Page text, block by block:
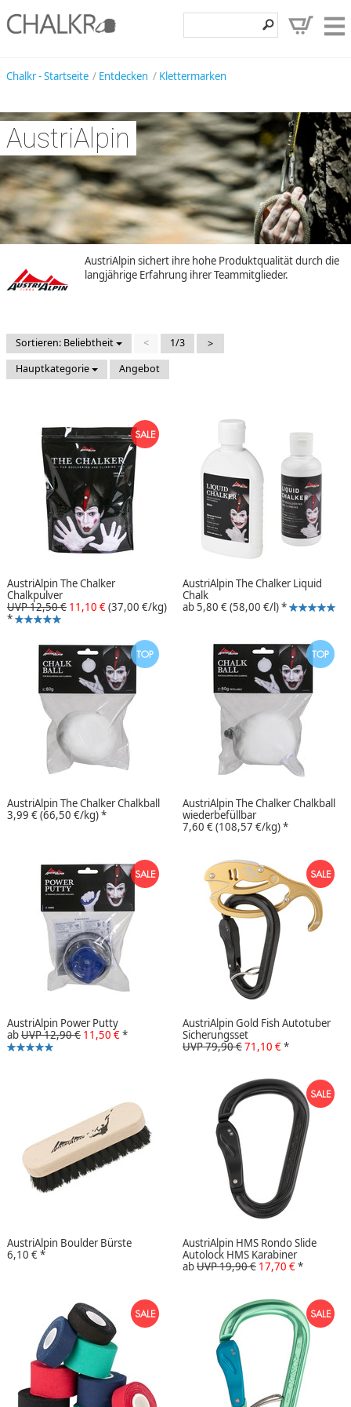
Entdecken
Angebote
Hilfe, Kontakt
Kundenbereich
Wunschzettel
Chalkr - Startseite Entdecken Klettermarken
AustriAlpin
AustriAlpin sichert ihre hohe Produktqualität durch die
langjährige Erfahrung ihrer Teammitglieder.
Sortieren: Beliebtheit < 1/3
>
Hauptkategorie
Angebot
AustriAlpin The Chalker
Chalkpulver
UVP 12,50 € 11,10 €(37,00 €/kg)
*
AustriAlpin The Chalker Liquid
Chalk
ab5,80 €(58,00 €/l)*
AustriAlpin The Chalker Chalkball
3,99 €(66,50 €/kg)*
AustriAlpin The Chalker Chalkball
wiederbefüllbar
7,60 €(108,57 €/kg)*
AustriAlpin Power Putty
abUVP 12,90 € 11,50 €*
AustriAlpin Gold Fish Autotuber
Sicherungsset
UVP 79,90 €71,10 €*
AustriAlpin Boulder Bürste
6,10 €*
AustriAlpin HMS Rondo Slide
Autolock HMS Karabiner
abUVP 19,90 € 17,70 €*